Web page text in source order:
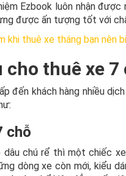
Ezbook luôn nhận
được ấn tượng tốt với
khi thuê xe tháng bạn nên
cho thuê xe 7
đến khách hàng nhiều
chỗ
dâu chú rể thì một chiếc
dòng xe còn mới, kiểu